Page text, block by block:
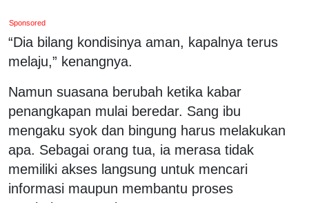
Sponsored
“Dia bilang kondisinya aman, kapalnya terus
melaju,” kenangnya.
Namun suasana berubah ketika kabar
penangkapan mulai beredar. Sang ibu
mengaku syok dan bingung harus melakukan
apa. Sebagai orang tua, ia merasa tidak
memiliki akses langsung untuk mencari
informasi maupun membantu proses